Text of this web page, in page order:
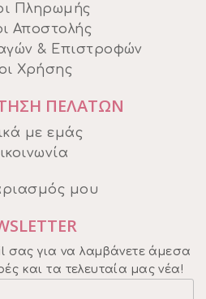
Πληρωμής
Αποστολής
& Επιστροφών
Χρήσης
ΠΕΛΑΤΩΝ
με εμάς
μου
σας για να λαμβάνετε άμεσα
και τα τελευταία μας νέα!